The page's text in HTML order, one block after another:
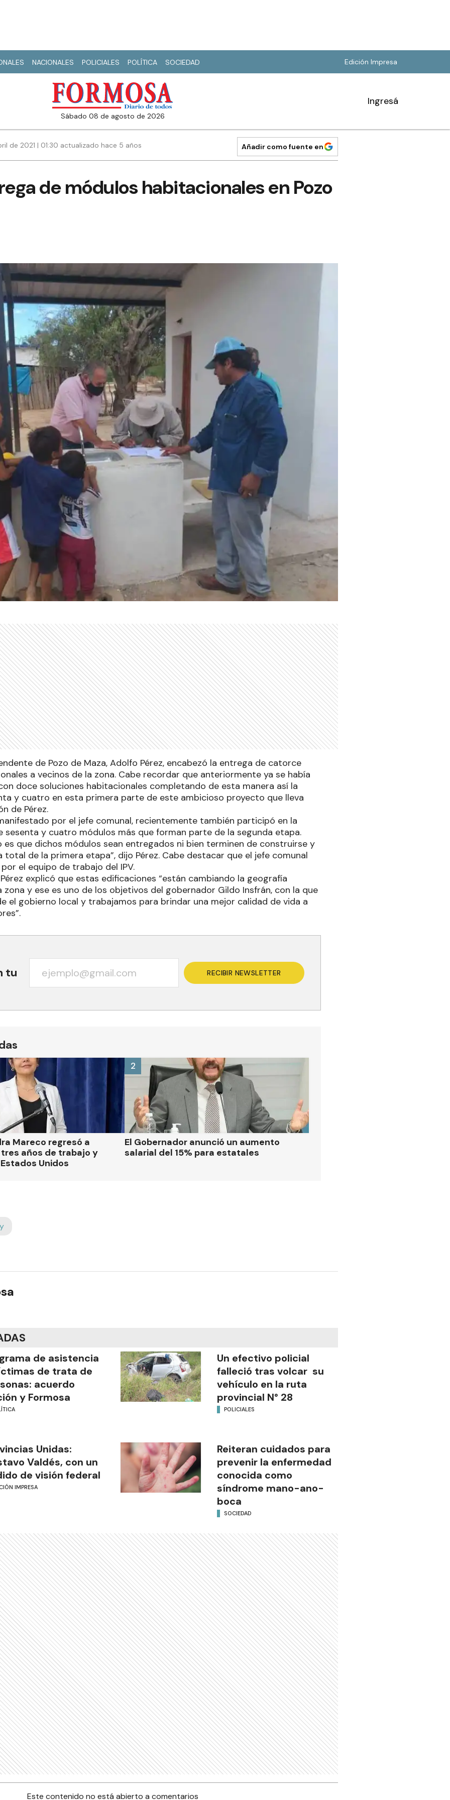
NACIONALES POLICIALES POLÍTICA SOCIEDAD Edición Impresa
sábado 08 de agosto de 2026
Ingresá
de 2021 | 01:30 actualizado hace 5 años Añadir como fuente en
de módulos habitacionales en Pozo
de Pozo de Maza, Adolfo Pérez, encabezó la entrega de catorce
a vecinos de la zona. Cabe recordar que anteriormente ya se había
doce soluciones habitacionales completando de esta manera así la
y cuatro en esta primera parte de este ambicioso proyecto que lleva
de Pérez.
por el jefe comunal, recientemente también participó en la
sesenta y cuatro módulos más que forman parte de la segunda etapa.
es que dichos módulos sean entregados ni bien terminen de construirse y
total de la primera etapa”, dijo Pérez. Cabe destacar que el jefe comunal
el equipo de trabajo del IPV.
explicó que estas edificaciones “están cambiando la geografía
zona y ese es uno de los objetivos del gobernador Gildo Insfrán, con la que
el gobierno local y trabajamos para brindar una mejor calidad de vida a
tu RECIBIR NEWSLETTER
Mareco regresó a
años de trabajo y
Unidos
El Gobernador anunció un aumento
salarial del 15% para estatales
2
de asistencia
de trata de
acuerdo
y Formosa
Un efectivo policial
falleció tras volcar su
vehículo en la ruta
provincial N° 28
POLICIALES
Unidas:
Valdés, con un
de visión federal
IMPRESA
Reiteran cuidados para
prevenir la enfermedad
conocida como
síndrome mano-ano-
boca
SOCIEDAD
Este contenido no está abierto a comentarios